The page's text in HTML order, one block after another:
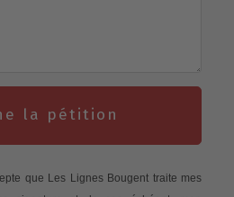
la pétition
que Les Lignes Bougent traite mes